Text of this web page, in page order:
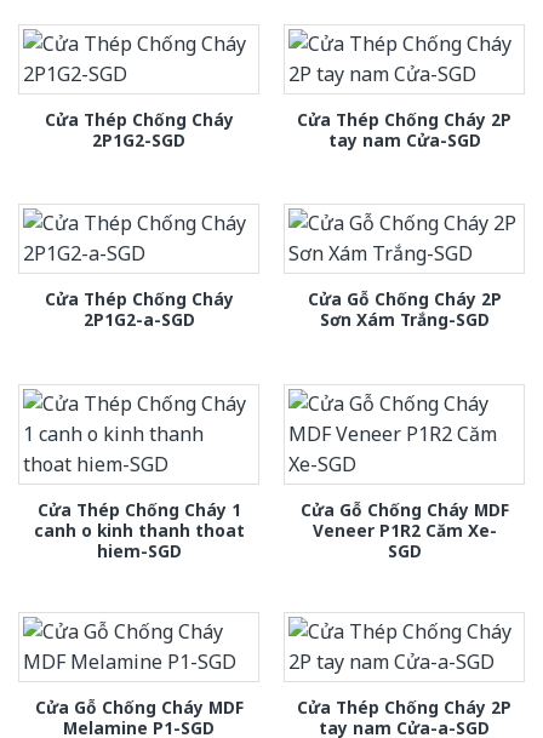
Cửa Thép Chống Cháy
2P1G2-SGD
Cửa Thép Chống Cháy 2P
tay nam Cửa-SGD
Cửa Thép Chống Cháy
2P1G2-a-SGD
Cửa Gỗ Chống Cháy 2P
Sơn Xám Trắng-SGD
Cửa Thép Chống Cháy 1
canh o kinh thanh thoat
hiem-SGD
Cửa Gỗ Chống Cháy MDF
Veneer P1R2 Căm Xe-
SGD
Cửa Gỗ Chống Cháy MDF
Melamine P1-SGD
Cửa Thép Chống Cháy 2P
tay nam Cửa-a-SGD